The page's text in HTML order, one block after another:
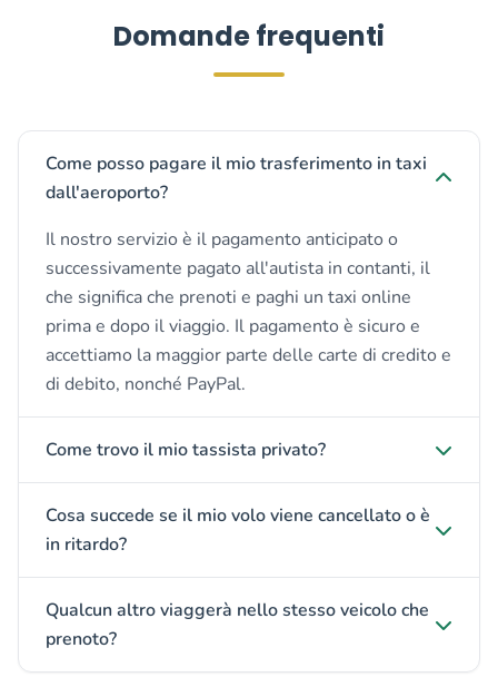
Domande frequenti
Come posso pagare il mio trasferimento in taxi
dall'aeroporto?
Il nostro servizio è il pagamento anticipato o
successivamente pagato all'autista in contanti, il
che significa che prenoti e paghi un taxi online
prima e dopo il viaggio. Il pagamento è sicuro e
accettiamo la maggior parte delle carte di credito e
di debito, nonché PayPal.
Come trovo il mio tassista privato?
Cosa succede se il mio volo viene cancellato o è
in ritardo?
Qualcun altro viaggerà nello stesso veicolo che
prenoto?